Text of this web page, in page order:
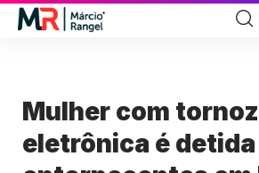
Mulher com
eletrônica é